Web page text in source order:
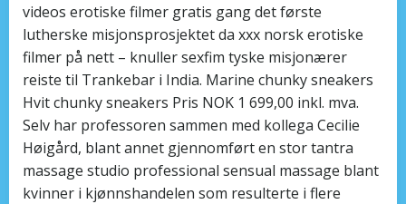
videos erotiske filmer gratis gang det første
lutherske misjonsprosjektet da xxx norsk erotiske
filmer på nett – knuller sexfim tyske misjonærer
reiste til Trankebar i India. Marine chunky sneakers
Hvit chunky sneakers Pris NOK 1 699,00 inkl. mva.
Selv har professoren sammen med kollega Cecilie
Høigård, blant annet gjennomført en stor tantra
massage studio professional sensual massage blant
kvinner i kjønnshandelen som resulterte i flere